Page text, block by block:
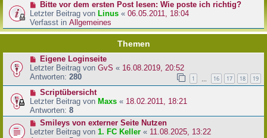
Bitte vor dem ersten Post lesen: Wie poste ich richtig?
Letzter Beitrag von Linus « 06.05.2011, 18:04
Verfasst in Allgemeines
Themen
Eigene Loginseite
Letzter Beitrag von GvS « 16.08.2019, 20:52
Antworten: 280 1 16 17 18 19
Scriptübersicht
Letzter Beitrag von Maxs « 18.02.2011, 18:21
Antworten: 8
Smileys von externer Seite Nutzen
Letzter Beitrag von 1. FC Keller « 11.08.2025, 13:22